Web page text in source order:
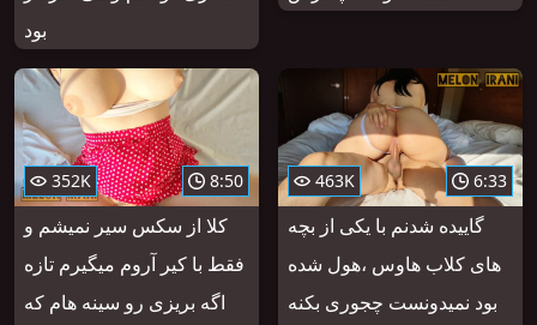
بود
352K 8:50
کلا از سکس سیر نمیشم و
فقط با کیر آروم میگیرم تازه
اگه بریزی رو سینه هام که
463K 6:33
گاییده شدنم با یکی از بچه
های کلاب هاوس ،هول شده
بود نمیدونست چجوری بکنه